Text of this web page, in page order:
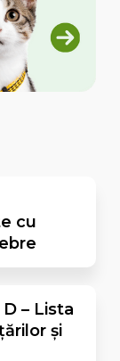
cu
– Lista
și